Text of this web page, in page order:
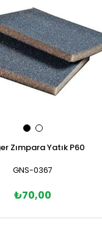
Zımpara Yatık P60
GNS-0367
₺70,00